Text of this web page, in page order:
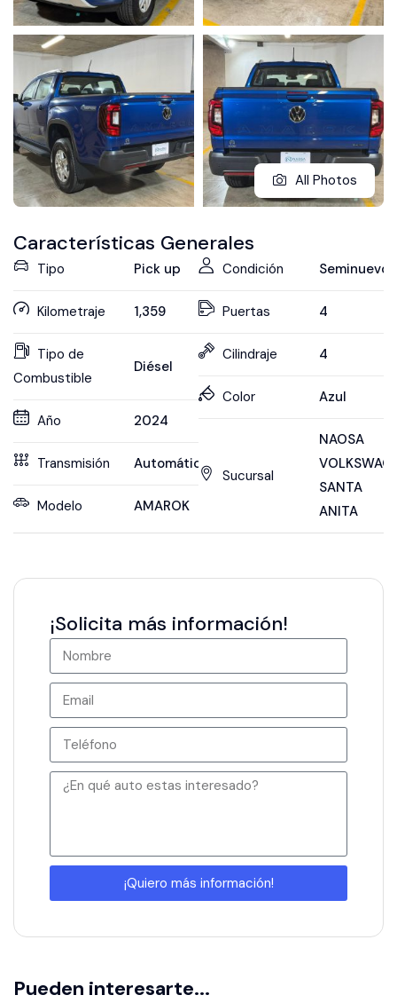
All Photos
Características Generales
Tipo Pick up
Kilometraje 1,359
Tipo de
Combustible
Diésel
Año 2024
Transmisión Automática
Modelo AMAROK
Condición Seminuevo
Puertas 4
Cilindraje 4
Color Azul
Sucursal
NAOSA
SANTA
ANITA
¡Solicita más información!
¡Quiero más información!
Pueden interesarte...